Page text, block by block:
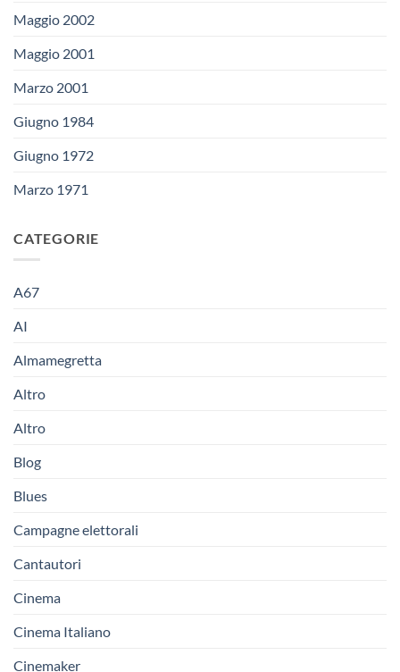
Maggio 2002
Maggio 2001
Marzo 2001
Giugno 1984
Giugno 1972
Marzo 1971
CATEGORIE
A67
AI
Almamegretta
Altro
Altro
Blog
Blues
Campagne elettorali
Cantautori
Cinema
Cinema Italiano
Cinemaker